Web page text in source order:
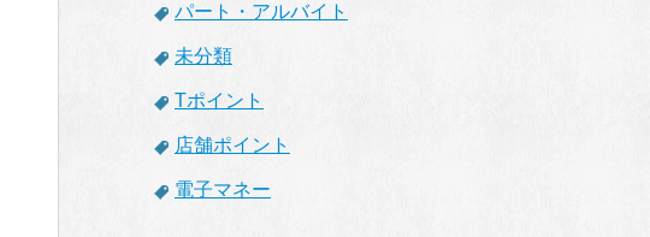
パート・アルバイト
未分類
Tポイント
店舗ポイント
電子マネー